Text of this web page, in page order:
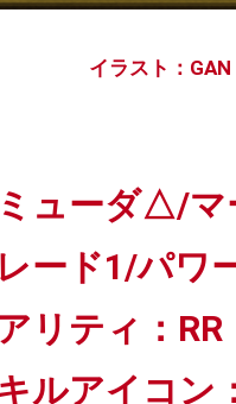
イラスト：GAN
ューダ△/マ
ード1/パワ
リティ：RR
ルアイコン